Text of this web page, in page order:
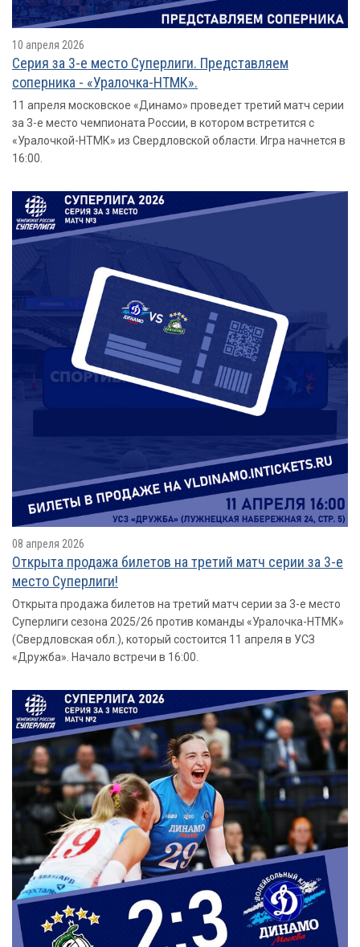
10 апреля 2026
Серия за 3-е место Суперлиги. Представляем
соперника - «Уралочка-НТМК».
11 апреля московское «Динамо» проведет третий матч серии
за 3-е место чемпионата России, в котором встретится с
«Уралочкой-НТМК» из Свердловской области. Игра начнется в
16:00.
08 апреля 2026
Открыта продажа билетов на третий матч серии за 3-е
место Суперлиги!
Открыта продажа билетов на третий матч серии за 3-е место
Суперлиги сезона 2025/26 против команды «Уралочка-НТМК»
(Свердловская обл.), который состоится 11 апреля в УСЗ
«Дружба». Начало встречи в 16:00.